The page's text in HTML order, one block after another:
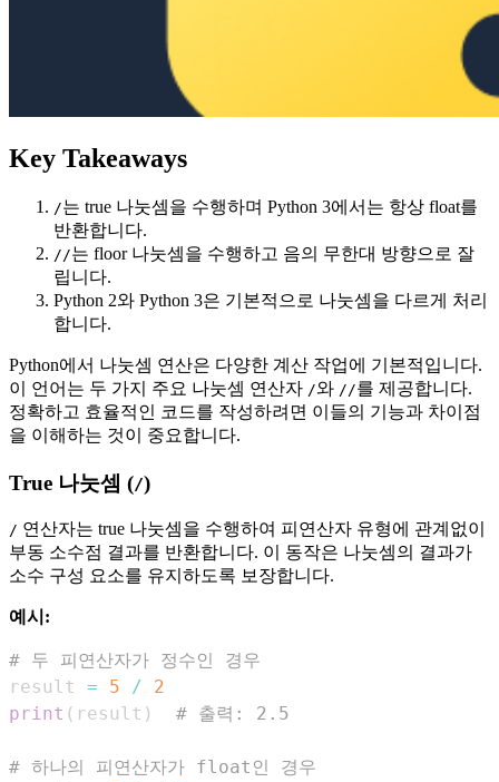
Key Takeaways
/는 true 나눗셈을 수행하며 Python 3에서는 항상 float를
반환합니다.
//는 floor 나눗셈을 수행하고 음의 무한대 방향으로 잘
립니다.
Python 2와 Python 3은 기본적으로 나눗셈을 다르게 처리
합니다.
Python에서 나눗셈 연산은 다양한 계산 작업에 기본적입니다.
이 언어는 두 가지 주요 나눗셈 연산자 /와 //를 제공합니다.
정확하고 효율적인 코드를 작성하려면 이들의 기능과 차이점
을 이해하는 것이 중요합니다.
True 나눗셈 (/)
/ 연산자는 true 나눗셈을 수행하여 피연산자 유형에 관계없이
부동 소수점 결과를 반환합니다. 이 동작은 나눗셈의 결과가
소수 구성 요소를 유지하도록 보장합니다.
예시:
# 두 피연산자가 정수인 경우
result = 5 /
2
print ( result ) # 출력: 2.5
# 하나의 피연산자가 float인 경우